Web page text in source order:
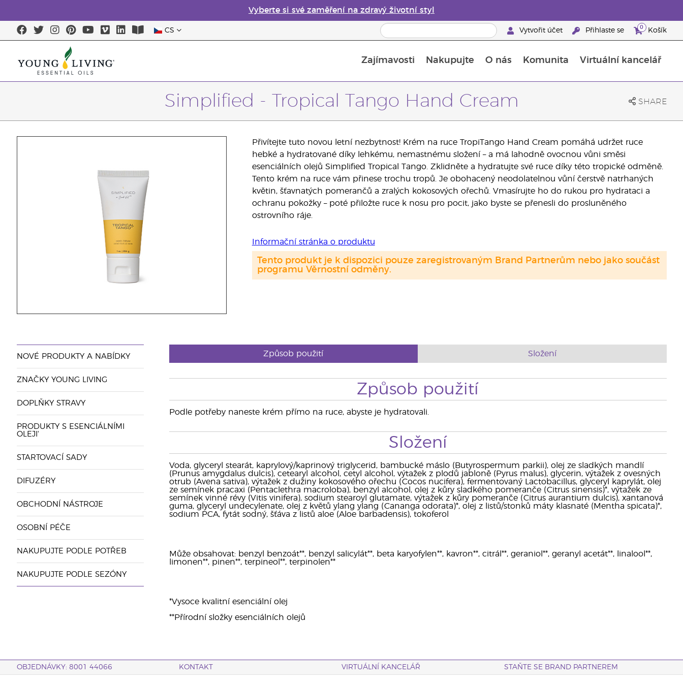
Vyberte si své zaměření na zdravý životní styl
CS Vytvořit účet Přihlaste se 0 Košík
Zajímavosti Nakupujte O nás Komunita Virtuální kancelář
Simplified - Tropical Tango Hand Cream SHARE
Přivítejte tuto novou letní nezbytnost! Krém na ruce TropiTango Hand Cream pomáhá udržet ruce
hebké a hydratované díky lehkému, nemastnému složení – a má lahodně ovocnou vůni směsi
esenciálních olejů Simplified Tropical Tango. Zklidněte a hydratujte své ruce díky této tropické odměně.
Tento krém na ruce vám přinese trochu tropů. Je obohacený neodolatelnou vůní čerstvě natrhaných
květin, šťavnatých pomerančů a zralých kokosových ořechů. Vmasírujte ho do rukou pro hydrataci a
ochranu pokožky – poté přiložte ruce k nosu pro pocit, jako byste se přenesli do prosluněného
ostrovního ráje.
Informační stránka o produktu
Tento produkt je k dispozici pouze zaregistrovaným Brand Partnerům nebo jako součást
programu Věrnostní odměny.
NOVÉ PRODUKTY A NABÍDKY
ZNAČKY YOUNG LIVING
DOPLŇKY STRAVY
PRODUKTY S ESENCIÁLNÍMI
OLEJI'
STARTOVACÍ SADY
DIFUZÉRY
OBCHODNÍ NÁSTROJE
OSOBNÍ PÉČE
NAKUPUJTE PODLE POTŘEB
NAKUPUJTE PODLE SEZÓNY
Způsob použití Složení
Způsob použití
Podle potřeby naneste krém přímo na ruce, abyste je hydratovali.
Složení
Voda, glyceryl stearát, kaprylový/kaprinový triglycerid, bambucké máslo (Butyrospermum parkii), olej ze sladkých mandlí
(Prunus amygdalus dulcis), cetearyl alcohol, cetyl alcohol, výtažek z plodů jabloně (Pyrus malus), glycerin, výtažek z ovesných
otrub (Avena sativa), výtažek z dužiny kokosového ořechu (Cocos nucifera), fermentovaný Lactobacillus, glyceryl kaprylát, olej
ze semínek pracaxi (Pentaclethra macroloba), benzyl alcohol, olej z kůry sladkého pomeranče (Citrus sinensis)*, výtažek ze
semínek vinné révy (Vitis vinifera), sodium stearoyl glutamate, výtažek z kůry pomeranče (Citrus aurantium dulcis), xantanová
guma, glyceryl undecylenate, olej z květů ylang ylang (Cananga odorata)*, olej z listů/stonků máty klasnaté (Mentha spicata)*,
sodium PCA, fytát sodný, šťáva z listů aloe (Aloe barbadensis), tokoferol
Může obsahovat: benzyl benzoát**, benzyl salicylát**, beta karyofylen**, kavron**, citrál**, geraniol**, geranyl acetát**, linalool**,
limonen**, pinen**, terpineol**, terpinolen**
*Vysoce kvalitní esenciální olej
**Přírodní složky esenciálních olejů
OBJEDNÁVKY: 8001 44066 KONTAKT VIRTUÁLNÍ KANCELÁŘ STAŇTE SE BRAND PARTNEREM